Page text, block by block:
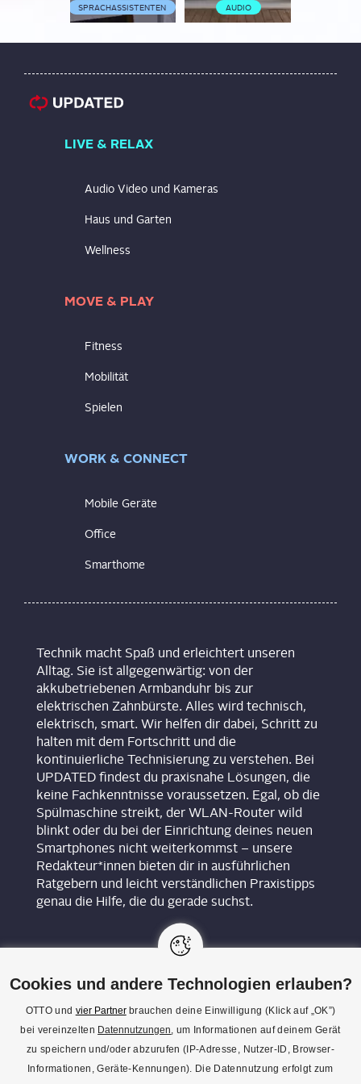
SPRACHASSISTENTEN AUDIO
LIVE & RELAX
Audio Video und Kameras
Haus und Garten
Wellness
MOVE & PLAY
Fitness
Mobilität
Spielen
WORK & CONNECT
Mobile Geräte
Office
Smarthome
Technik macht Spaß und erleichtert unseren
Alltag. Sie ist allgegenwärtig: von der
akkubetriebenen Armbanduhr bis zur
elektrischen Zahnbürste. Alles wird technisch,
elektrisch, smart. Wir helfen dir dabei, Schritt zu
halten mit dem Fortschritt und die
kontinuierliche Technisierung zu verstehen. Bei
UPDATED findest du praxisnahe Lösungen, die
keine Fachkenntnisse voraussetzen. Egal, ob die
Spülmaschine streikt, der WLAN-Router wild
blinkt oder du bei der Einrichtung deines neuen
Smartphones nicht weiterkommst – unsere
Redakteur*innen bieten dir in ausführlichen
Ratgebern und leicht verständlichen Praxistipps
genau die Hilfe, die du gerade suchst.
KON­TAKT
REDAK­TI­ON
Cookies und andere Technologien erlauben?
OTTO und vier Partnerbrauchen deine Einwilligung (Klick auf „OK”)
bei vereinzelten Datennutzungen, um Informationen auf deinem Gerät
zu speichern und/oder abzurufen (IP-Adresse, Nutzer-ID, Browser-
Informationen, Geräte-Kennungen). Die Datennutzung erfolgt zum